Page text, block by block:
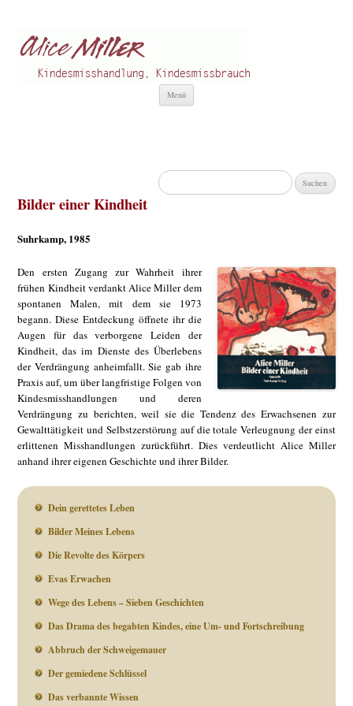
Menü
Suchen
nach:
Bilder einer Kindheit
Suhrkamp, 1985
Den ersten Zugang zur Wahrheit ihrer
frühen Kindheit verdankt Alice Miller dem
spontanen Malen, mit dem sie 1973
begann. Diese Entdeckung öffnete ihr die
Augen für das verborgene Leiden der
Kindheit, das im Dienste des Überlebens
der Verdrängung anheimfallt. Sie gab ihre
Praxis auf, um über langfristige Folgen von
Kindesmisshandlungen und deren
Verdrängung zu berichten, weil sie die Tendenz des Erwachsenen zur
Gewalttätigkeit und Selbstzerstörung auf die totale Verleugnung der einst
erlittenen Misshandlungen zurückführt. Dies verdeutlicht Alice Miller
anhand ihrer eigenen Geschichte und ihrer Bilder.
Dein gerettetes Leben
Bilder Meines Lebens
Die Revolte des Körpers
Evas Erwachen
Wege des Lebens – Sieben Geschichten
Das Drama des begabten Kindes, eine Um- und Fortschreibung
Abbruch der Schweigemauer
Der gemiedene Schlüssel
Das verbannte Wissen